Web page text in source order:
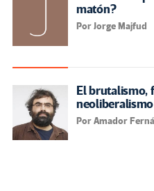
matón?
Por Jorge Majfud
El brutalismo,
neoliberalismo
Por Amador